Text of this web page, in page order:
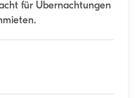
für Übernachtungen